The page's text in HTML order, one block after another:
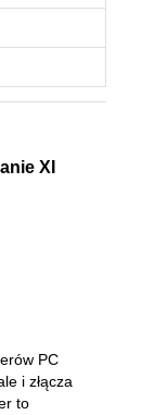
XI
PC
i złącza
to